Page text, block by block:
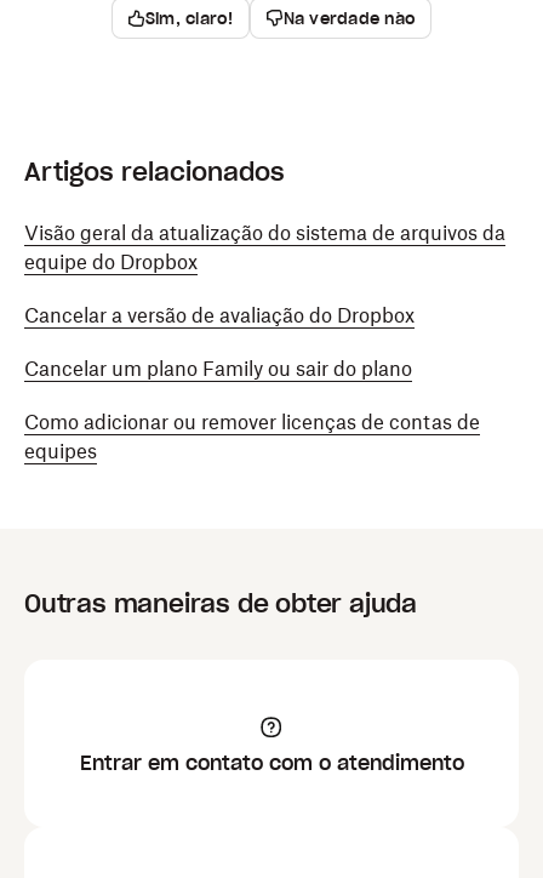
Sim, claro! Na verdade não
Artigos relacionados
Visão geral da atualização do sistema de arquivos da
equipe do Dropbox
Cancelar a versão de avaliação do Dropbox
Cancelar um plano Family ou sair do plano
Como adicionar ou remover licenças de contas de
equipes
Outras maneiras de obter ajuda
Entrar em contato com o atendimento